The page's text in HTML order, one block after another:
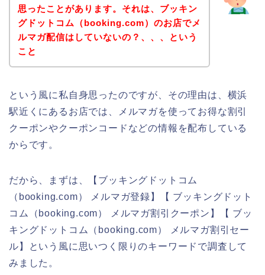
思ったことがあります。それは、ブッキン
グドットコム（booking.com）のお店でメ
ルマガ配信はしていないの？、、、という
こと
という風に私自身思ったのですが、その理由は、横浜
駅近くにあるお店では、メルマガを使ってお得な割引
クーポンやクーポンコードなどの情報を配布している
からです。
だから、まずは、【ブッキングドットコム
（booking.com） メルマガ登録】【 ブッキングドット
コム（booking.com） メルマガ割引クーポン】【 ブッ
キングドットコム（booking.com） メルマガ割引セー
ル】という風に思いつく限りのキーワードで調査して
みました。